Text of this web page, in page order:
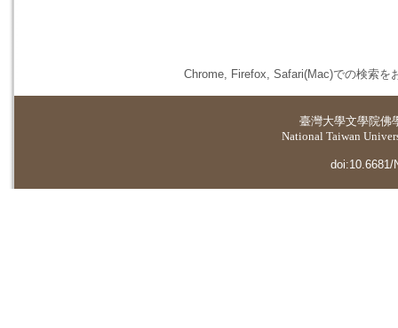
Chrome, Firefox, Safari(Mac)での検索を
臺灣大學文學院佛
National Taiwan
doi:10.6681/